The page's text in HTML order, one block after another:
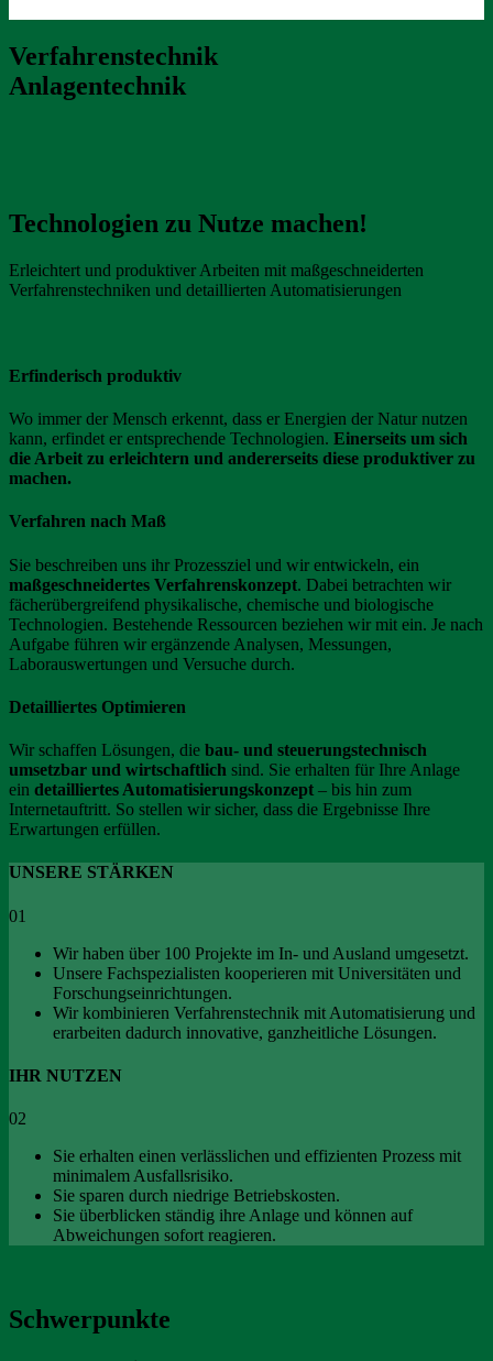
Verfahrenstechnik
Anlagentechnik
Technologien zu Nutze machen!
Erleichtert und produktiver Arbeiten mit maßgeschneiderten
Verfahrenstechniken und detaillierten Automatisierungen
Erfinderisch produktiv
Wo immer der Mensch erkennt, dass er Energien der Natur nutzen
kann, erfindet er entsprechende Technologien. Einerseits um sich
die Arbeit zu erleichtern und andererseits diese produktiver zu
machen.
Verfahren nach Maß
Sie beschreiben uns ihr Prozessziel und wir entwickeln, ein
maßgeschneidertes Verfahrenskonzept. Dabei betrachten wir
fächerübergreifend physikalische, chemische und biologische
Technologien. Bestehende Ressourcen beziehen wir mit ein. Je nach
Aufgabe führen wir ergänzende Analysen, Messungen,
Laborauswertungen und Versuche durch.
Detailliertes Optimieren
Wir schaffen Lösungen, die bau- und steuerungstechnisch
umsetzbar und wirtschaftlich sind. Sie erhalten für Ihre Anlage
ein detailliertes Automatisierungskonzept – bis hin zum
Internetauftritt. So stellen wir sicher, dass die Ergebnisse Ihre
Erwartungen erfüllen.
UNSERE STÄRKEN
01
Wir haben über 100 Projekte im In- und Ausland umgesetzt.
Unsere Fachspezialisten kooperieren mit Universitäten und
Forschungseinrichtungen.
Wir kombinieren Verfahrenstechnik mit Automatisierung und
erarbeiten dadurch innovative, ganzheitliche Lösungen.
IHR NUTZEN
02
Sie erhalten einen verlässlichen und effizienten Prozess mit
minimalem Ausfallsrisiko.
Sie sparen durch niedrige Betriebskosten.
Sie überblicken ständig ihre Anlage und können auf
Abweichungen sofort reagieren.
Schwerpunkte